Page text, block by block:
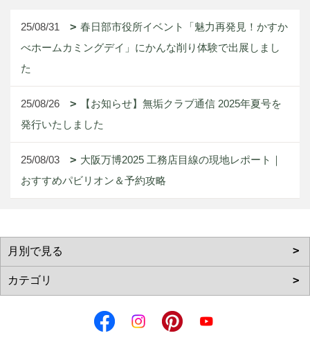
25/08/31
春日部市役所イベント「魅力再発見！かすか
べホームカミングデイ」にかんな削り体験で出展しまし
た
25/08/26
【お知らせ】無垢クラブ通信 2025年夏号を
発行いたしました
25/08/03
大阪万博2025 工務店目線の現地レポート｜
おすすめパビリオン＆予約攻略